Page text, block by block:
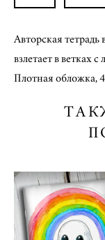
Авторская
взлетает в ветках
Плотная обложка,